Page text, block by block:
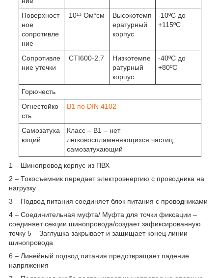
Поверхност
ное
сопротивле
ние
10¹³ Ом*см
Высокотемп
ературный
корпус
-10ºС до
+115ºС
Сопротивле
ние утечки
CTI600-2.7
Низкотемпе
ратурный
корпус
-40ºС до
+80ºС
Горючесть
Огнестойко
сть
B1 по DIN 4102
Самозатуха
ющий
Класс – B1 – нет
легковоспламеняющихся частиц,
самозатухающий
1 – Шинопровод корпус из ПВХ
2 – Токосъемник передает электроэнергию с проводника на
нагрузку
3 – Подвод питания соединяет блок питания с проводниками
4 – Соединительная муфта/ Муфта для точки фиксации –
соединяет секции шинопровода/создает зафиксированную
точку 5 – Заглушка закрывает и защищает конец линии
шинопровода
6 – Линейный подвод питания предотвращает падение
напряжения